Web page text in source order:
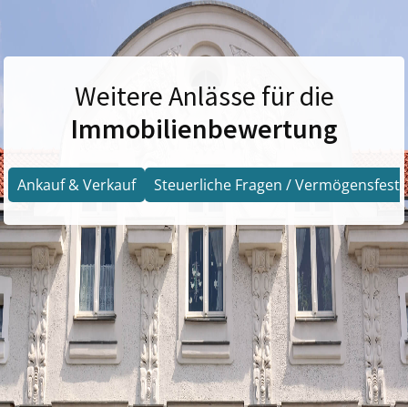
Weitere Anlässe für die
Immobilienbewertung
Ankauf & Verkauf Steuerliche Fragen /